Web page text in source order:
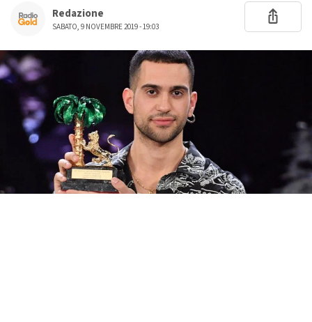
Redazione
SABATO, 9 NOVEMBRE 2019 - 19:03